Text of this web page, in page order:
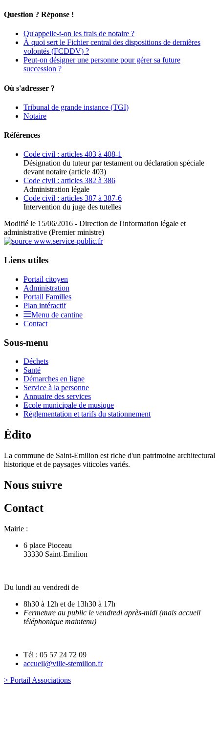
Question ? Réponse !
Qu'appelle-t-on les frais de notaire ?
À quoi sert le Fichier central des dispositions de dernières
volontés (FCDDV) ?
Peut-on désigner une personne pour gérer sa future
succession ?
Où s'adresser ?
Tribunal de grande instance (TGI)
Notaire
Références
Code civil : articles 403 à 408-1
Désignation du tuteur par testament ou déclaration spéciale
devant notaire (article 403)
Code civil : articles 382 à 386
Administration légale
Code civil : articles 387 à 387-6
Intervention du juge des tutelles
Modifié le 15/06/2016 - Direction de l'information légale et
administrative (Premier ministre)
Liens utiles
Portail citoyen
Administration
Portail Familles
Plan intéractif
Menu de cantine
Contact
Sous-menu
Déchets
Santé
Démarches en ligne
Service à la personne
Annuaire des services
Ecole municipale de musique
Réglementation et tarifs du stationnement
Édito
La commune de Saint-Emilion est riche d'un patrimoine architectural
historique et de paysages viticoles variés.
Nous suivre
Contact
Mairie :
6 place Pioceau
33330 Saint-Emilion
Du lundi au vendredi de
8h30 à 12h et de 13h30 à 17h
Fermeture au public le vendredi après-midi (mais accueil
téléphonique maintenu)
Tél : 05 57 24 72 09
accueil@ville-stemilion.fr
> Portail Associations